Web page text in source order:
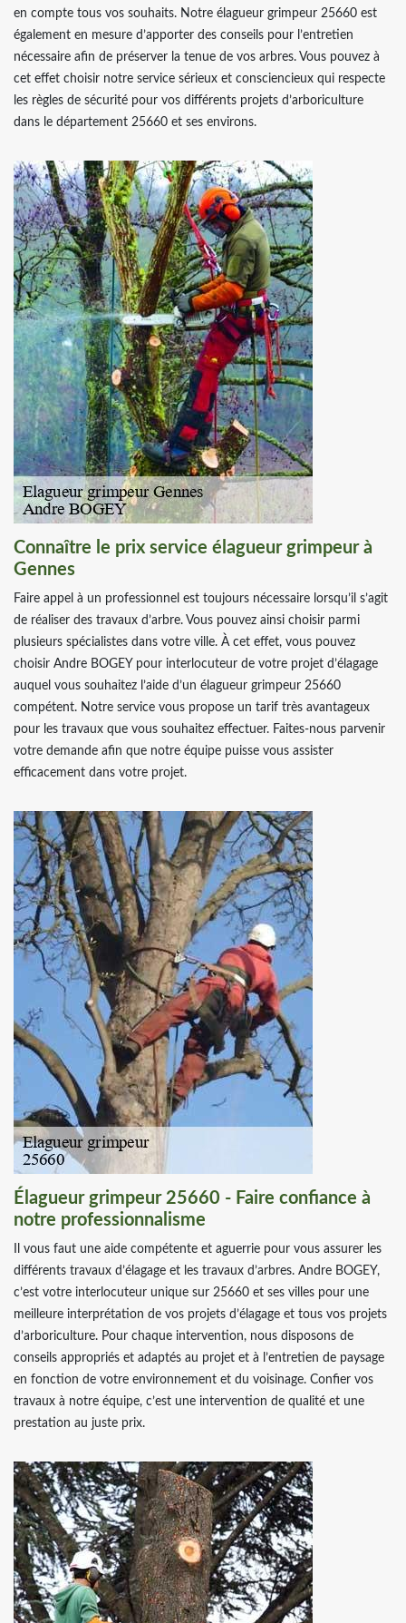
en compte tous vos souhaits. Notre élagueur grimpeur 25660 est
également en mesure d’apporter des conseils pour l’entretien
nécessaire afin de préserver la tenue de vos arbres. Vous pouvez à
cet effet choisir notre service sérieux et consciencieux qui respecte
les règles de sécurité pour vos différents projets d’arboriculture
dans le département 25660 et ses environs.
Connaître le prix service élagueur grimpeur à
Gennes
Faire appel à un professionnel est toujours nécessaire lorsqu’il s’agit
de réaliser des travaux d’arbre. Vous pouvez ainsi choisir parmi
plusieurs spécialistes dans votre ville. À cet effet, vous pouvez
choisir Andre BOGEY pour interlocuteur de votre projet d’élagage
auquel vous souhaitez l’aide d’un élagueur grimpeur 25660
compétent. Notre service vous propose un tarif très avantageux
pour les travaux que vous souhaitez effectuer. Faites-nous parvenir
votre demande afin que notre équipe puisse vous assister
efficacement dans votre projet.
Élagueur grimpeur 25660 - Faire confiance à
notre professionnalisme
Il vous faut une aide compétente et aguerrie pour vous assurer les
différents travaux d’élagage et les travaux d’arbres. Andre BOGEY,
c’est votre interlocuteur unique sur 25660 et ses villes pour une
meilleure interprétation de vos projets d’élagage et tous vos projets
d’arboriculture. Pour chaque intervention, nous disposons de
conseils appropriés et adaptés au projet et à l’entretien de paysage
en fonction de votre environnement et du voisinage. Confier vos
travaux à notre équipe, c’est une intervention de qualité et une
prestation au juste prix.